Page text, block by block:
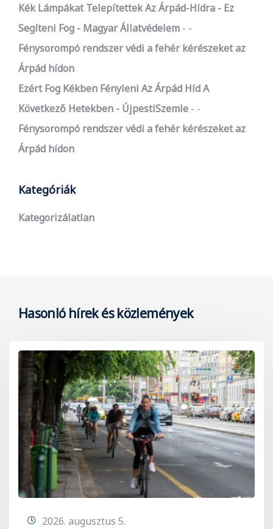
Kék Lámpákat Telepítettek Az Árpád-Hídra - Ez
Segíteni Fog - Magyar Állatvédelem
-
Fénysorompó rendszer védi a fehér kérészeket az
Árpád hídon
Ezért Fog Kékben Fényleni Az Árpád Híd A
Következő Hetekben - ÚjpestiSzemle
-
Fénysorompó rendszer védi a fehér kérészeket az
Árpád hídon
Kategóriák
Kategorizálatlan
Hasonló hírek és közlemények
2026. augusztus 5.